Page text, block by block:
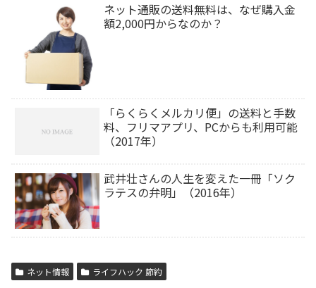
ネット通販の送料無料は、なぜ購入金
額2,000円からなのか？
「らくらくメルカリ便」の送料と手数
料、フリマアプリ、PCからも利用可能
（2017年）
武井壮さんの人生を変えた一冊「ソク
ラテスの弁明」（2016年）
ネット情報 ライフハック 節約